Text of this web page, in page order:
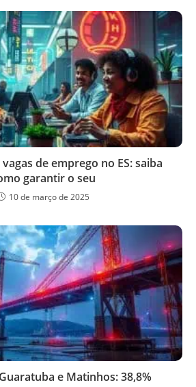
de emprego no ES: saiba
garantir o seu
10 de março de 2025
e Matinhos: 38,8%